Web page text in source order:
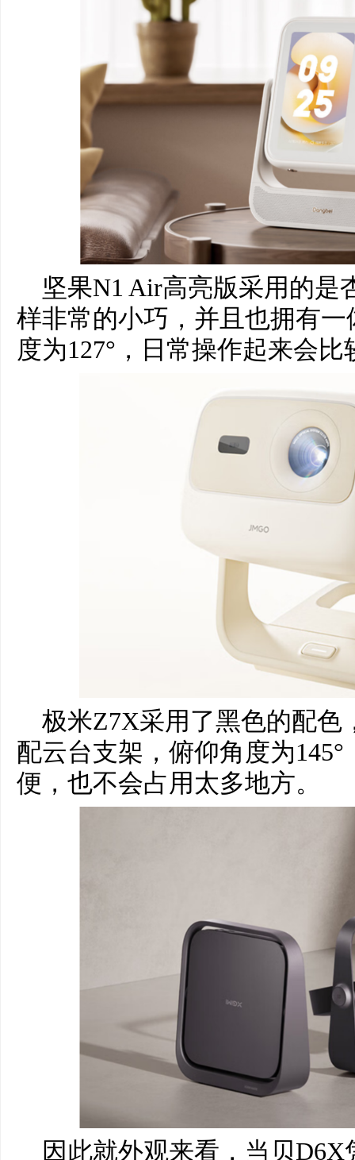
坚果N1 Air高亮版采用的是
样非常的小巧，并且也拥有
度为127°，日常操作起来会比
极米Z7X采用了黑色的配色
配云台支架，俯仰角度为
便，也不会占用太多地方。
因此就外观来看，当贝